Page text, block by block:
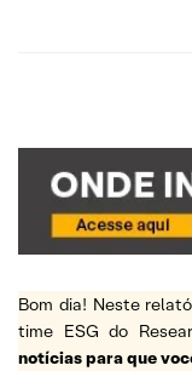
Bom dia! Neste
time ESG do
notícias para que